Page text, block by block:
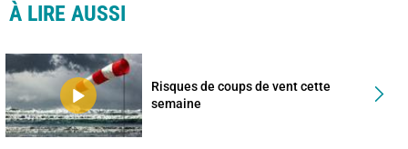
À LIRE AUSSI
Risques de coups de vent cette
semaine